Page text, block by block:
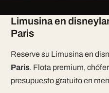
Limusina en
Paris
Reserve su Limusina en
Paris. Flota premium,
presupuesto gratuito en